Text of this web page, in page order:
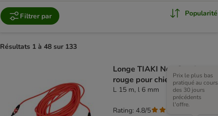
Filtrer par Popularité
Résultats 1 à 48 sur 133
Longe TIAKI Neo Comfort,
rouge pour chien
L 15 m, l 6 mm
Prix le plus bas
pratiqué au cours
des 30 jours
précédents
l'offre.
Rating: 4.8/5